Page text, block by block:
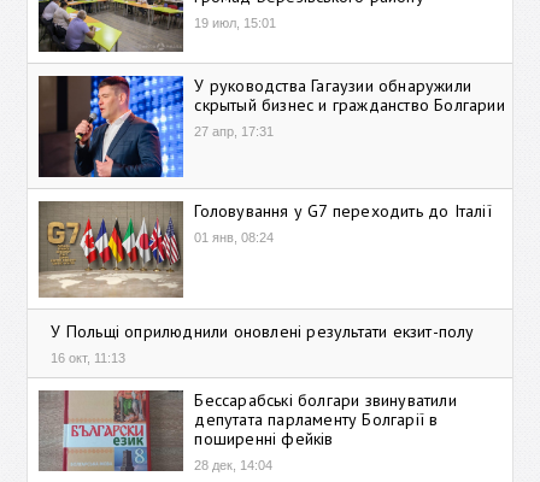
19 июл, 15:01
У руководства Гагаузии обнаружили
скрытый бизнес и гражданство Болгарии
27 апр, 17:31
Головування у G7 переходить до Італії
01 янв, 08:24
У Польщі оприлюднили оновлені результати екзит-полу
16 окт, 11:13
Бессарабські болгари звинуватили
депутата парламенту Болгарії в
поширенні фейків
28 дек, 14:04